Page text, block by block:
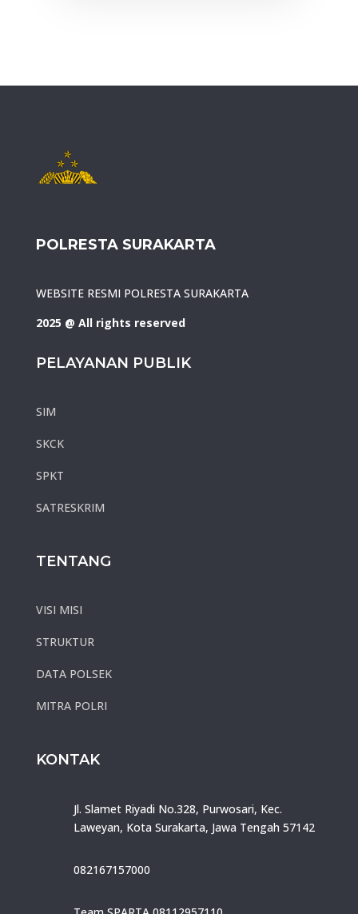
POLRESTA SURAKARTA
WEBSITE RESMI POLRESTA SURAKARTA
2025 @ All rights reserved
PELAYANAN PUBLIK
SIM
SKCK
SPKT
SATRESKRIM
TENTANG
VISI MISI
STRUKTUR
DATA POLSEK
MITRA POLRI
KONTAK
Jl. Slamet Riyadi No.328, Purwosari, Kec.
Laweyan, Kota Surakarta, Jawa Tengah 57142
082167157000